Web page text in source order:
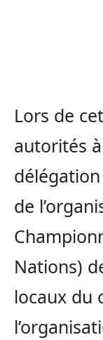
Lors de
autorités
de
Nations)
locaux du